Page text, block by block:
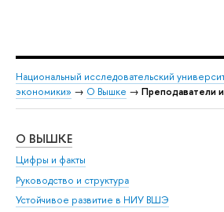
Национальный исследовательский
экономики» → О Вышке → Преподаватели
О ВЫШКЕ
Цифры и факты
Руководство и структура
Устойчивое развитие в НИУ ВШЭ